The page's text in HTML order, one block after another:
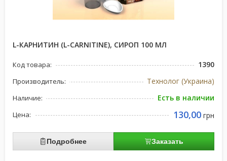
L-КАРНИТИН (L-CARNITINE), СИРОП 100 МЛ
Код товара: 1390
Производитель: Технолог (Украина)
Наличие: Есть в наличии
Цена: 130,00 грн
Подробнее Заказать